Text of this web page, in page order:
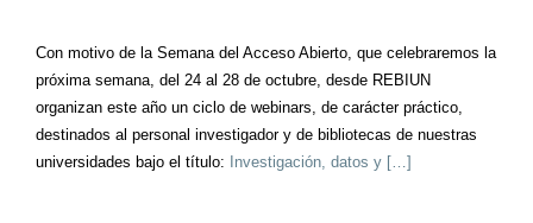
Con motivo de la Semana del Acceso Abierto, que celebraremos la
próxima semana, del 24 al 28 de octubre, desde REBIUN
organizan este año un ciclo de webinars, de carácter práctico,
destinados al personal investigador y de bibliotecas de nuestras
universidades bajo el título:
Investigación, datos y […]